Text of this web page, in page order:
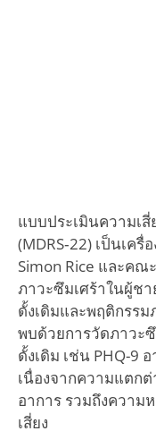
แบบประเมินความเ
(MDRS‑22) เป็นเค
Simon Rice และคณ
ภาวะซึมเศร้าในผู้ช
ดั้งเดิมและพฤติกรร
พบด้วยการวัดภาวะ
ดั้งเดิม เช่น PHQ-9
เนื่องจากความแตก
อาการ รวมถึงความ
เสี่ยง